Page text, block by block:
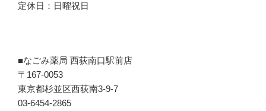
定休日：日曜祝日
■なごみ薬局 西荻南口駅前店
〒167-0053
東京都杉並区西荻南3-9-7
03-6454-2865